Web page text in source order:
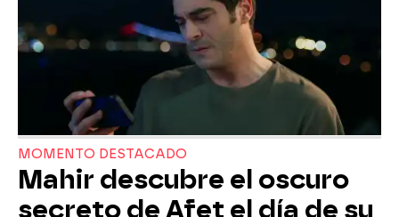
MOMENTO DESTACADO
Mahir descubre el oscuro
secreto de Afet el día de su